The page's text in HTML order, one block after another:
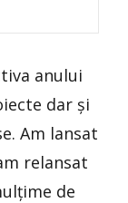
anului
dar și
Am lansat
relansat
de